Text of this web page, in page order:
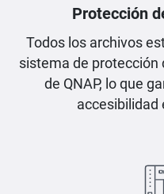
Protección
Todos los archivos
sistema de protección
de QNAP, lo que
accesibilidad